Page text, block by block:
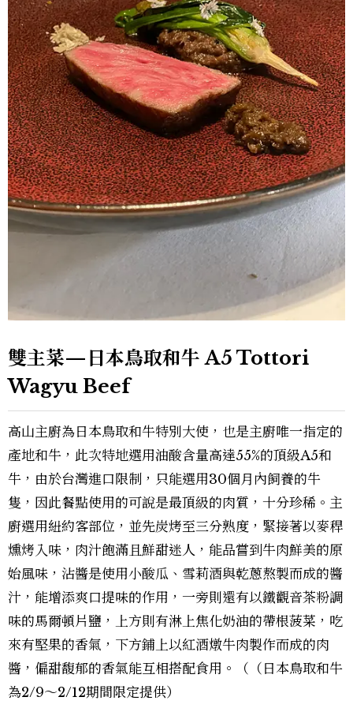
雙主菜—日本鳥取和牛 A5 Tottori
Wagyu Beef
高山主廚為日本鳥取和牛特別大使，也是主廚唯一指定的
產地和牛，此次特地選用油酸含量高達55%的頂級A5和
牛，由於台灣進口限制，只能選用30個月內飼養的牛
隻，因此餐點使用的可說是最頂級的肉質，十分珍稀。主
廚選用紐約客部位，並先炭烤至三分熟度，緊接著以麥稈
燻烤入味，肉汁飽滿且鮮甜迷人，能品嘗到牛肉鮮美的原
始風味，沾醬是使用小酸瓜、雪莉酒與乾蔥熬製而成的醬
汁，能增添爽口提味的作用，一旁則還有以鐵觀音茶粉調
味的馬爾頓片鹽，上方則有淋上焦化奶油的帶根菠菜，吃
來有堅果的香氣，下方鋪上以紅酒燉牛肉製作而成的肉
醬，偏甜馥郁的香氣能互相搭配食用。（（日本鳥取和牛
為2/9～2/12期間限定提供）